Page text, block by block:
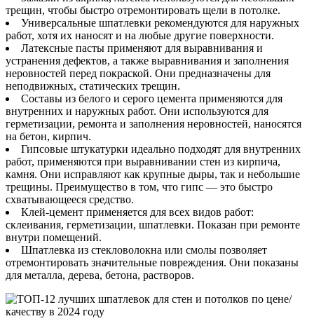
трещин, чтобы быстро отремонтировать щели в потолке.
Универсальные шпатлевки рекомендуются для наружных
работ, хотя их наносят и на любые другие поверхности.
Латексные пасты применяют для выравнивания и
устранения дефектов, а также выравнивания и заполнения
неровностей перед покраской. Они предназначены для
неподвижных, статических трещин.
Составы из белого и серого цемента применяются для
внутренних и наружных работ. Они используются для
герметизации, ремонта и заполнения неровностей, наносятся
на бетон, кирпич.
Гипсовые штукатурки идеально подходят для внутренних
работ, применяются при выравнивании стен из кирпича,
камня. Они исправляют как крупные дыры, так и небольшие
трещины. Преимущество в том, что гипс — это быстро
схватывающееся средство.
Клей-цемент применяется для всех видов работ:
склеивания, герметизации, шпатлевки. Показан при ремонте
внутри помещений.
Шпатлевка из стекловолокна или смолы позволяет
отремонтировать значительные повреждения. Они показаны
для металла, дерева, бетона, растворов.